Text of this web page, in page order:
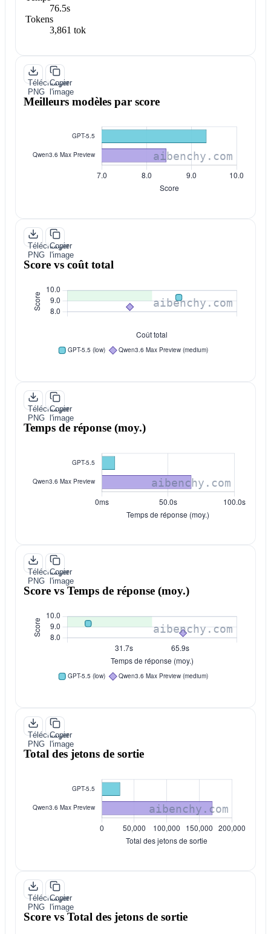
76.5s
Tokens
3,861 tok
Télécharger
PNG
Copier
l'image
Meilleurs modèles par score
Télécharger
PNG
Copier
l'image
Score vs coût total
Télécharger
PNG
Copier
l'image
Temps de réponse (moy.)
Télécharger
PNG
Copier
l'image
Score vs Temps de réponse (moy.)
Télécharger
PNG
Copier
l'image
Total des jetons de sortie
Télécharger
PNG
Copier
l'image
Score vs Total des jetons de sortie